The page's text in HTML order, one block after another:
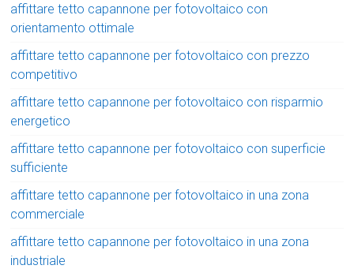
affittare tetto capannone per fotovoltaico con
orientamento ottimale
affittare tetto capannone per fotovoltaico con prezzo
competitivo
affittare tetto capannone per fotovoltaico con risparmio
energetico
affittare tetto capannone per fotovoltaico con superficie
sufficiente
affittare tetto capannone per fotovoltaico in una zona
commerciale
affittare tetto capannone per fotovoltaico in una zona
industriale